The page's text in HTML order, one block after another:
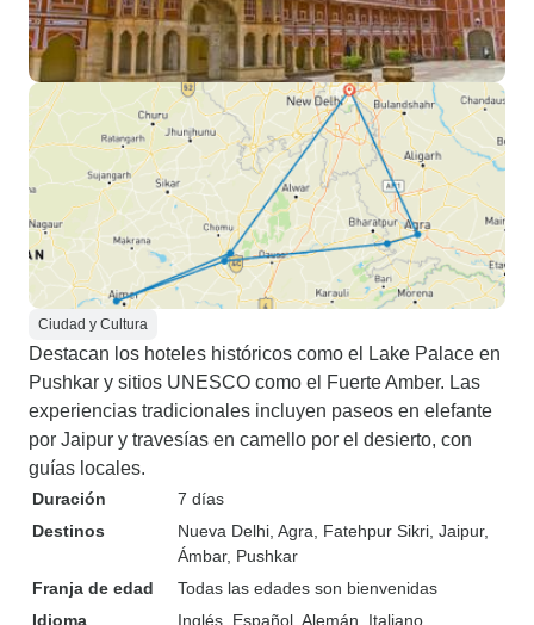
Ciudad y Cultura
Destacan los hoteles históricos como el Lake Palace en
Pushkar y sitios UNESCO como el Fuerte Amber. Las
experiencias tradicionales incluyen paseos en elefante
por Jaipur y travesías en camello por el desierto, con
guías locales.
Duración
7 días
Destinos
Nueva Delhi , Agra , Fatehpur Sikri , Jaipur,
Ámbar, Pushkar
Franja de edad
Todas las edades son bienvenidas
Idioma
Inglés, Español, Alemán, Italiano,